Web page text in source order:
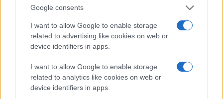
Google consents
I want to allow Google to enable storage
related to advertising like cookies on web or
device identifiers in apps.
I want to allow Google to enable storage
related to analytics like cookies on web or
device identifiers in apps.
τη σύλληψη, θεωρώντας την επίθεση στην
ελευθερία του λόγου.
Το παράδοξο είναι πως, παρά τις διώξεις, η Telegram
σημείωσε ραγδαία αύξηση χρήσης αμέσως μετά τη
δημοσιοποίηση της έρευνας, καθώς πολλοί χρήστες